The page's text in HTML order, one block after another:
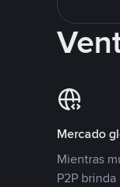
Mercado
Mientras
P2P